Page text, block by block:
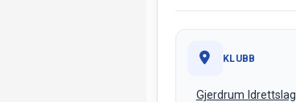
KLUBB
Gjerdrum Idrettslag